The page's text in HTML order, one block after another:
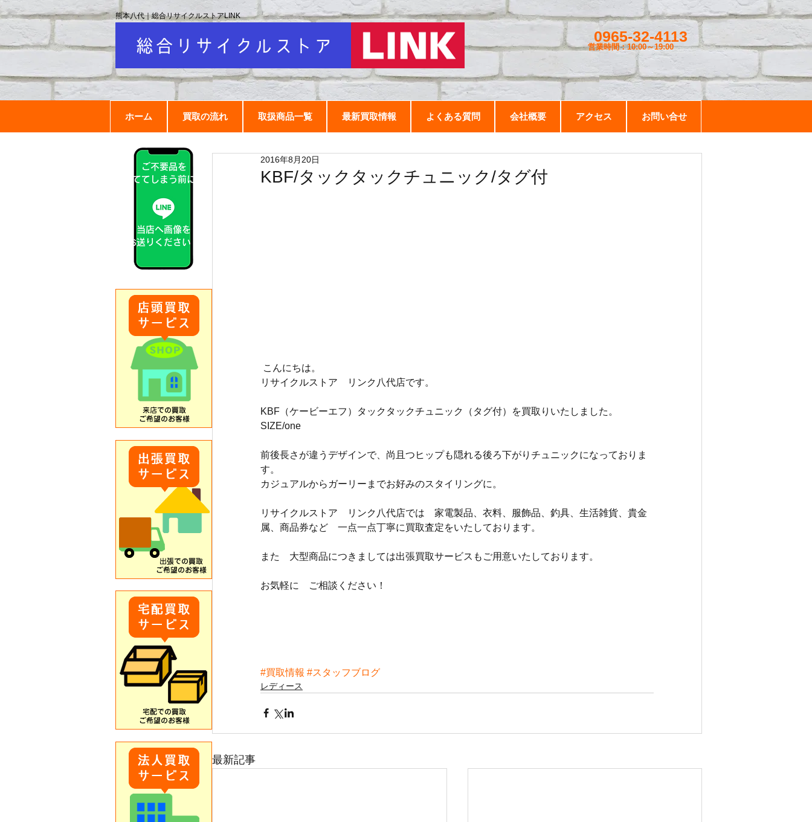
0965-32-4113
営業時間：10:00～19:00
ホーム 買取の流れ 取扱商品一覧 最新買取情報 よくある質問 会社概要 アクセス お問い合せ
熊本八代｜総合リサイクルストアLINK
KBF/タックタックチュニック/タグ付
2016年8月20日
こんにちは。
リサイクルストア　リンク八代店です。
KBF（ケービーエフ）タックタックチュニック（タグ付）を買取りいたしました。
SIZE/one
前後長さが違うデザインで、尚且つヒップも隠れる後ろ下がりチュニックになっておりま
す。
カジュアルからガーリーまでお好みのスタイリングに。
リサイクルストア　リンク八代店では　家電製品、衣料、服飾品、釣具、生活雑貨、貴金
属、商品券など　一点一点丁寧に買取査定をいたしております。
また　大型商品につきましては出張買取サービスもご用意いたしております。
お気軽に　ご相談ください！
#買取情報 #スタッフブログ
レディース
最新記事
ご不要品を
捨ててしまう前に！
当店へ画像を
お送りください！